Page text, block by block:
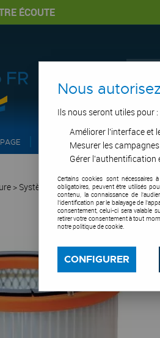
ÉCOUTE
PIPE ET INERTAGE
> Système d'aspiration>Système
Nous
Ils nous seront utiles pour :
Améliorer l'interface et
Mesurer les
Gérer l'authentification
Certains cookies sont
obligatoires, peuvent être utilisés
contenu, la connaissance de
l'identification par le balayage de
consentement, celui-ci sera valable
retirer votre consentement à tout
notre politique de cookie.
CONFIGURER